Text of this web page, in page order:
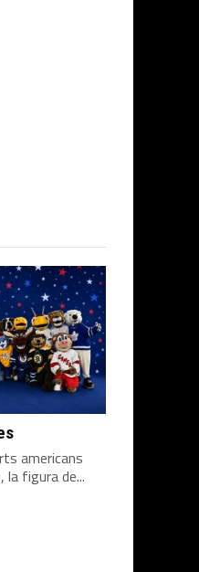
americans
la figura de...